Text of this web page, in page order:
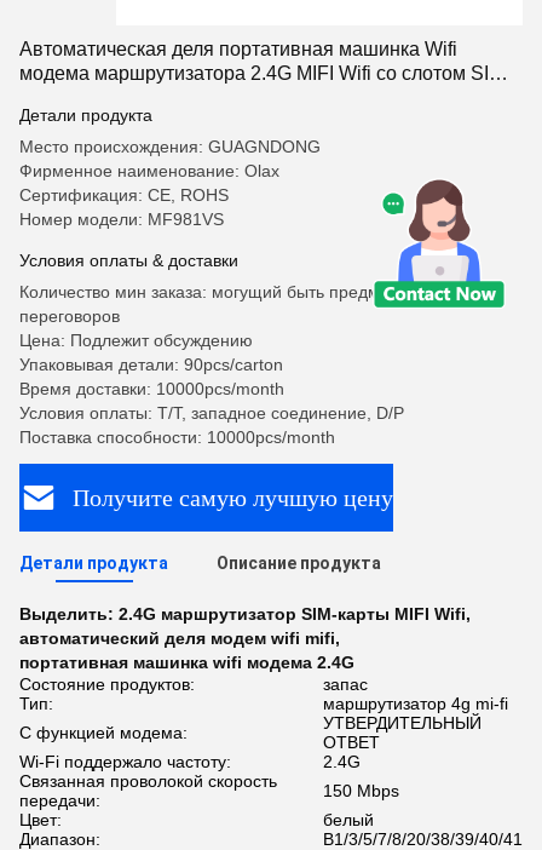
Автоматическая деля портативная машинка Wifi
модема маршрутизатора 2.4G MIFI Wifi со слотом SIM-
Детали продукта
Место происхождения: GUAGNDONG
Фирменное наименование: Olax
Сертификация: CE, ROHS
Номер модели: MF981VS
Условия оплаты & доставки
Количество мин заказа: могущий быть предметом
переговоров
Цена: Подлежит обсуждению
Упаковывая детали: 90pcs/carton
Время доставки: 10000pcs/month
Условия оплаты: T/T, западное соединение, D/P
Поставка способности: 10000pcs/month
Получите самую лучшую цену
Детали продукта Описание продукта
Выделить: 2.4G маршрутизатор SIM-карты MIFI Wifi,
автоматический деля модем wifi mifi,
портативная машинка wifi модема 2.4G
Состояние продуктов:
запас
Тип:
маршрутизатор 4g mi-fi
С функцией модема:
УТВЕРДИТЕЛЬНЫЙ
ОТВЕТ
Wi-Fi поддержало частоту:
2.4G
Связанная проволокой скорость
передачи:
150 Mbps
Цвет:
белый
Диапазон:
B1/3/5/7/8/20/38/39/40/41